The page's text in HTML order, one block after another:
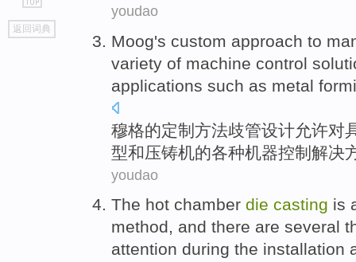
go
top
返回词典
youdao
Moog's custom approach to
variety of machine control
applications such as metal
穆格的定制 方法歧管设计允许对
型和压铸机的各种机器控制 解决
youdao
The hot chamber die casting is
method, and there are several
attention during the installation